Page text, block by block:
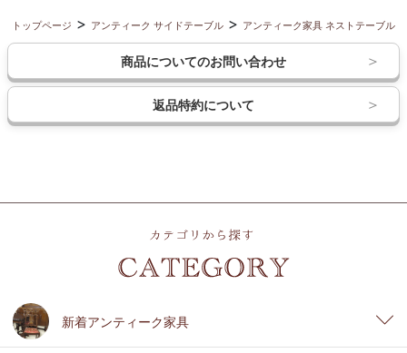
トップページ アンティーク サイドテーブル アンティーク家具 ネストテーブル
商品についてのお問い合わせ
返品特約について
新着アンティーク家具